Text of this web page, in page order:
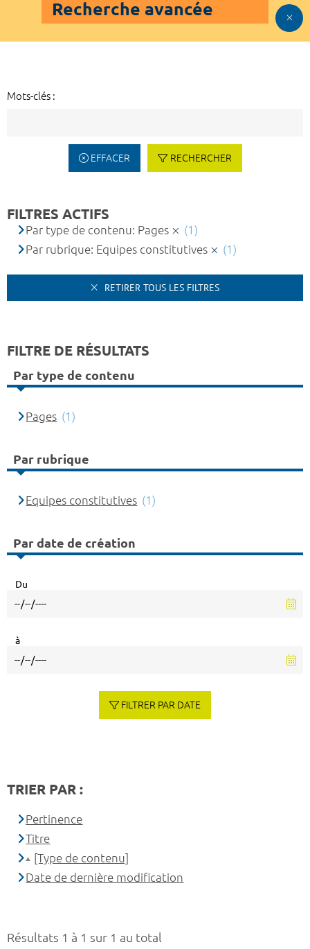
Recherche avancée
Mots-clés :
EFFACER RECHERCHER
Résultats 1 à 1 sur 1 au total
FILTRES ACTIFS
Par type de contenu: Pages
(1)
Par rubrique: Equipes constitutives
(1)
RETIRER TOUS LES FILTRES
FILTRE DE RÉSULTATS
Par type de contenu
Pages (1)
Par rubrique
Equipes constitutives (1)
Par date de création
Du
à
FILTRER PAR DATE
TRIER PAR :
Pertinence
Titre
[Type de contenu]
Date de dernière modification